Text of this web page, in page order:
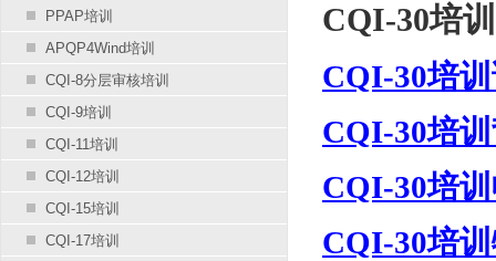
PPAP培训
APQP4Wind培训
CQI-8分层审核培训
CQI-9培训
CQI-11培训
CQI-12培训
CQI-15培训
CQI-17培训
CQI-30培训
CQI-30培
CQI-30培
CQI-30培
CQI-30培